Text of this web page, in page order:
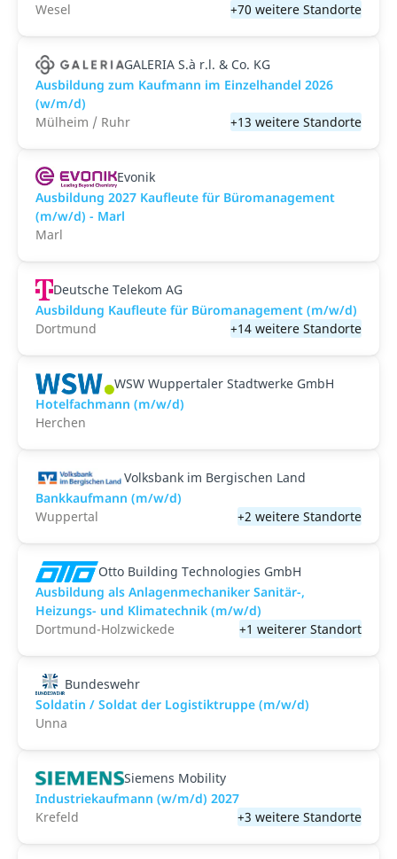
Wesel
+70 weitere Standorte
GALERIA S.à r.l. & Co. KG
Ausbildung zum Kaufmann im Einzelhandel 2026
(w/m/d)
Mülheim / Ruhr
+13 weitere Standorte
Evonik
Ausbildung 2027 Kaufleute für Büromanagement
(m/w/d) - Marl
Marl
Deutsche Telekom AG
Ausbildung Kaufleute für Büromanagement (m/w/d)
Dortmund
+14 weitere Standorte
WSW Wuppertaler Stadtwerke GmbH
Hotelfachmann (m/w/d)
Herchen
Volksbank im Bergischen Land
Bankkaufmann (m/w/d)
Wuppertal
+2 weitere Standorte
Otto Building Technologies GmbH
Ausbildung als Anlagenmechaniker Sanitär-,
Heizungs- und Klimatechnik (m/w/d)
Dortmund-Holzwickede
+1 weiterer Standort
Bundeswehr
Soldatin / Soldat der Logistik­truppe (m/w/d)
Unna
Siemens Mobility
Industriekaufmann (w/m/d) 2027
Krefeld
+3 weitere Standorte